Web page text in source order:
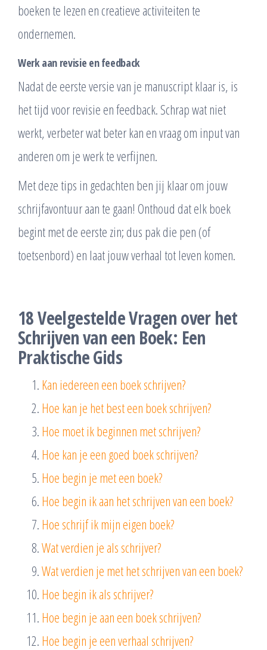
boeken te lezen en creatieve activiteiten te
ondernemen.
Werk aan revisie en feedback
Nadat de eerste versie van je manuscript klaar is, is
het tijd voor revisie en feedback. Schrap wat niet
werkt, verbeter wat beter kan en vraag om input van
anderen om je werk te verfijnen.
Met deze tips in gedachten ben jij klaar om jouw
schrijfavontuur aan te gaan! Onthoud dat elk boek
begint met de eerste zin; dus pak die pen (of
toetsenbord) en laat jouw verhaal tot leven komen.
18 Veelgestelde Vragen over het
Schrijven van een Boek: Een
Praktische Gids
Kan iedereen een boek schrijven?
Hoe kan je het best een boek schrijven?
Hoe moet ik beginnen met schrijven?
Hoe kan je een goed boek schrijven?
Hoe begin je met een boek?
Hoe begin ik aan het schrijven van een boek?
Hoe schrijf ik mijn eigen boek?
Wat verdien je als schrijver?
Wat verdien je met het schrijven van een boek?
Hoe begin ik als schrijver?
Hoe begin je aan een boek schrijven?
Hoe begin je een verhaal schrijven?